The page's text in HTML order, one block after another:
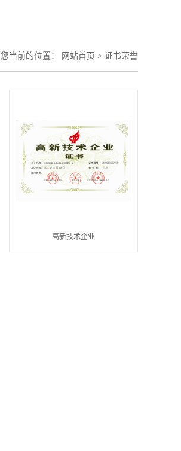
您当前的位置： 网站首页 > 证书荣誉
高新技术企业